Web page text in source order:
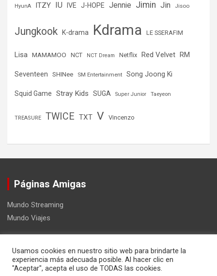
HyunA ITZY IU IVE J-HOPE Jennie Jimin Jin Jisoo
Jungkook K-drama Kdrama LE SSERAFIM
Lisa MAMAMOO NCT NCT Dream Netflix Red Velvet RM
Seventeen SHINee SM Entertainment Song Joong Ki
Squid Game Stray Kids SUGA Super Junior Taeyeon
TREASURE TWICE TXT V Vincenzo
Páginas Amigas
Mundo Streaming
Mundo Viajes
Usamos cookies en nuestro sitio web para brindarte la
experiencia más adecuada posible. Al hacer clic en
"Aceptar", acepta el uso de TODAS las cookies.